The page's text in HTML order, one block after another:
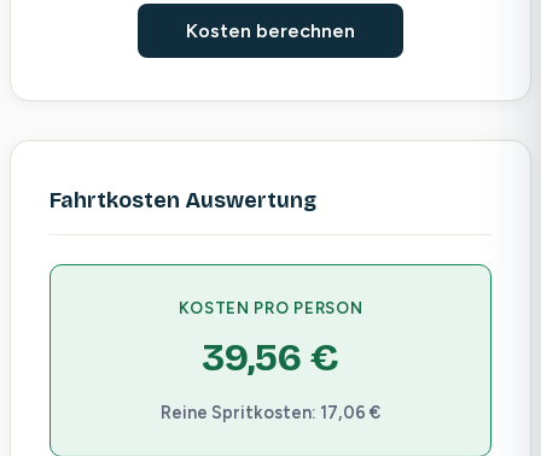
Kosten berechnen
Fahrtkosten Auswertung
KOSTEN PRO PERSON
39,56 €
Reine Spritkosten: 17,06 €